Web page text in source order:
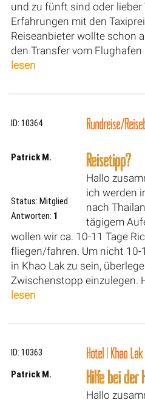
und zu fünft sind oder lieber
Erfahrungen mit den
Reiseanbieter wollte schon
den Transfer vom
lesen
ID: 10364 Rundreise/
Patrick M.
Status: Mitglied
Antworten: 1
Reisetipp?
Hallo
ich werden
nach
tägigem
wollen wir ca. 10-11 Tage
fliegen/fahren. Um nicht 10-
in Khao Lak zu sein,
Zwischenstopp einzulegen.
lesen
ID: 10363 Hotel|Khao Lak
Patrick M. Hilfe bei der
Hallo